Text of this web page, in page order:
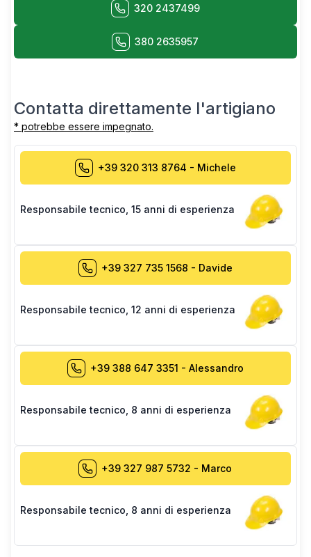
320 2437499
380 2635957
Contatta direttamente l'artigiano
* potrebbe essere impegnato.
+39 320 313 8764 - Michele
Responsabile tecnico 15 anni di esperienza
+39 327 735 1568 - Davide
Responsabile tecnico 12 anni di esperienza
+39 388 647 3351 - Alessandro
Responsabile tecnico 8 anni di esperienza
+39 327 987 5732 - Marco
Responsabile tecnico 8 anni di esperienza